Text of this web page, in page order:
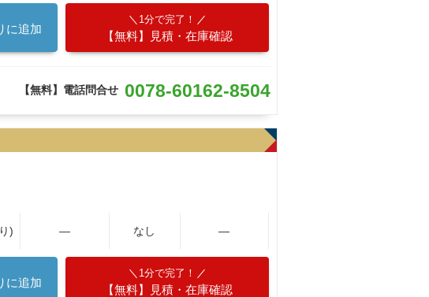
に追加
1分で完了！
【無料】見積・在庫確認
【無料】電話問合せ 0078-60162-8504
) ― なし ―
に追加
1分で完了！
【無料】見積・在庫確認